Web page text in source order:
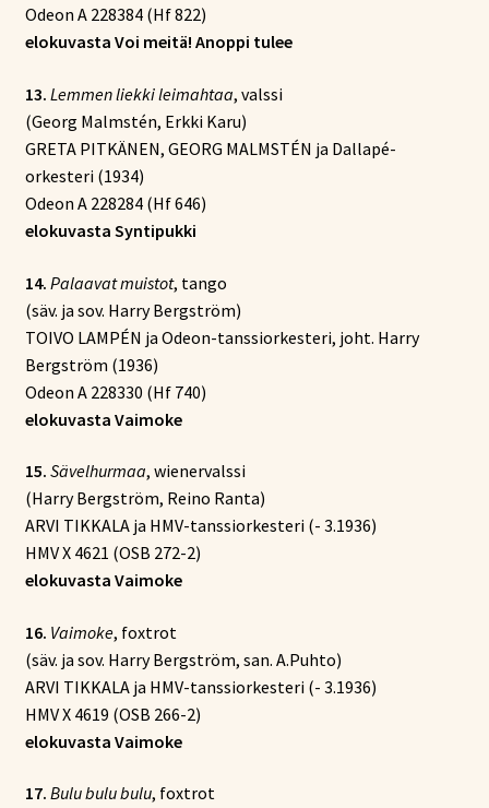
Odeon A 228384 (Hf 822)
elokuvasta Voi meitä! Anoppi tulee
13. Lemmen liekki leimahtaa, valssi
(Georg Malmstén, Erkki Karu)
GRETA PITKÄNEN, GEORG MALMSTÉN ja Dallapé-
orkesteri (1934)
Odeon A 228284 (Hf 646)
elokuvasta Syntipukki
14. Palaavat muistot, tango
(säv. ja sov. Harry Bergström)
TOIVO LAMPÉN ja Odeon-tanssiorkesteri, joht. Harry
Bergström (1936)
Odeon A 228330 (Hf 740)
elokuvasta Vaimoke
15. Sävelhurmaa, wienervalssi
(Harry Bergström, Reino Ranta)
ARVI TIKKALA ja HMV-tanssiorkesteri (- 3.1936)
HMV X 4621 (OSB 272-2)
elokuvasta Vaimoke
16. Vaimoke, foxtrot
(säv. ja sov. Harry Bergström, san. A.Puhto)
ARVI TIKKALA ja HMV-tanssiorkesteri (- 3.1936)
HMV X 4619 (OSB 266-2)
elokuvasta Vaimoke
17. Bulu bulu bulu, foxtrot